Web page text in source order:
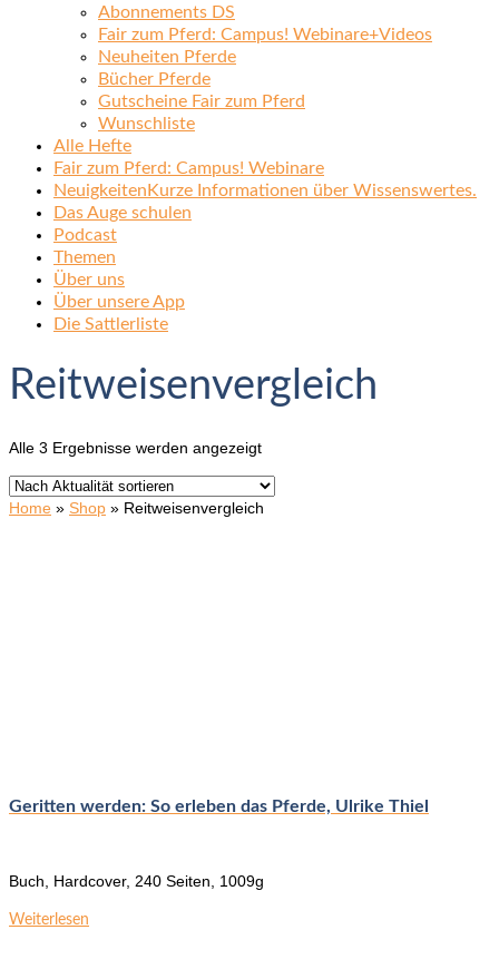
Abonnements DS
Fair zum Pferd: Campus! Webinare+Videos
Neuheiten Pferde
Bücher Pferde
Gutscheine Fair zum Pferd
Wunschliste
Alle Hefte
Fair zum Pferd: Campus! Webinare
Neuigkeiten Kurze Informationen über Wissenswertes.
Das Auge schulen
Podcast
Themen
Über uns
Über unsere App
Die Sattlerliste
Reitweisenvergleich
Alle 3 Ergebnisse werden angezeigtNach
sortiert
Home » Shop » Reitweisenvergleich
Geritten werden: So erleben das Pferde, Ulrike Thiel
Buch, Hardcover, 240 Seiten, 1009g
Weiterlesen